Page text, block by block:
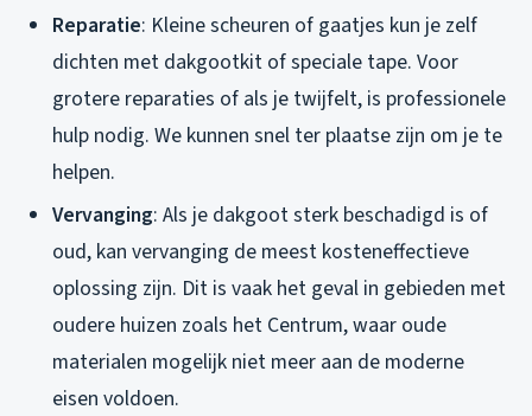
Reparatie: Kleine scheuren of gaatjes kun je zelf
dichten met dakgootkit of speciale tape. Voor
grotere reparaties of als je twijfelt, is professionele
hulp nodig. We kunnen snel ter plaatse zijn om je te
helpen.
Vervanging: Als je dakgoot sterk beschadigd is of
oud, kan vervanging de meest kosteneffectieve
oplossing zijn. Dit is vaak het geval in gebieden met
oudere huizen zoals het Centrum, waar oude
materialen mogelijk niet meer aan de moderne
eisen voldoen.